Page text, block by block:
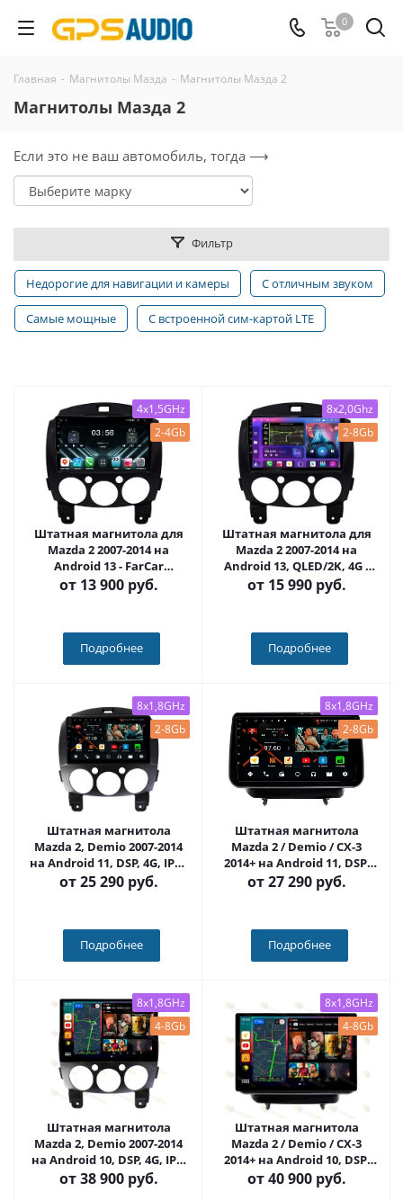
0
Главная - Магнитолы Мазда - Магнитолы Мазда 2
Магнитолы Мазда 2
Если это не ваш автомобиль, тогда ⟶
Фильтр
Недорогие для навигации и камеры С отличным звуком
Самые мощные С встроенной сим-картой LTE
4x1,5GHz
2-4Gb
Штатная магнитола для
Mazda 2 2007-2014 на
Android 13 - FarCar
(D/DX1200M)
от 13 900 руб.
Подробнее
8x2,0Ghz
2-8Gb
Штатная магнитола для
Mazda 2 2007-2014 на
Android 13, QLED/2K, 4G -
FarCar S500 Plus (1200M)
от 15 990 руб.
Подробнее
8x1,8GHz
2-8Gb
Штатная магнитола
Mazda 2, Demio 2007-2014
на Android 11, DSP, 4G, IPS /
QLED 2K, Carplay - Cardrox
CD-4086
от25 290 руб.
Подробнее
8x1,8GHz
2-8Gb
Штатная магнитола
Mazda 2 / Demio / CX-3
2014+ на Android 11, DSP,
4G, IPS / QLED 2K, Carplay -
Cardrox CD-4497
от27 290 руб.
Подробнее
8x1,8GHz
4-8Gb
Штатная магнитола
Mazda 2, Demio 2007-2014
на Android 10, DSP, 4G, IPS,
Carplay - Cardrox CD-4086-
13 (11-13 дюймов)
от38 900 руб.
8x1,8GHz
4-8Gb
Штатная магнитола
Mazda 2 / Demio / CX-3
2014+ на Android 10, DSP,
4G, IPS, Carplay - Cardrox
CD-4497-13 (11-13 дюймов)
от40 900 руб.